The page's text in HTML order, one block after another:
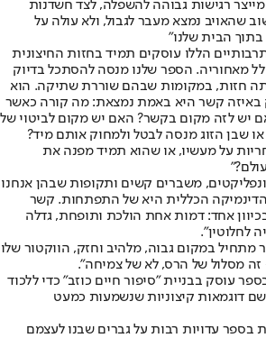
מייצר רגישות גבוהה להשפלה, לצד חשדנות
שהאויב נמצא מעבר לגבול, ולא עולה על
בתוך הבית שלנו"
הללו עוסקים תמיד בחזות החיצונית
מאחוריה. הספר שלנו מנסה להסתכל בדיוק
חזות, במקומות שבהם שוררת שתיקה. הוא
באיזה קשר היא באמת נמצאת: מה קורה כאשר
יש לזה מקום בקשר? האם יש מקום לביטוי של
שבן הזוג מנסה לבטל ולמחוק אותם מיד?
על מעשיו, או שהוא תמיד מפנה את
משברים קשים ותקופות שבהן אנחנו
הדינמיקה הכללית היא של התפתחות. קשר
אחד: דמות אחת הולכת ותופחת, גדלה
לחלוטין".
מתחיל במקום גבוה, מלהיב וחזק, הווקטור שלו
מסלול של הרס, לא של צמיחה".
עוסק בבניית "סיפור חיים כוזב" כדי ללכוד
דוגמאות קיצוניות שנשמעות כמעט
בספר עדויות רבות על גברים שבנו לעצמם